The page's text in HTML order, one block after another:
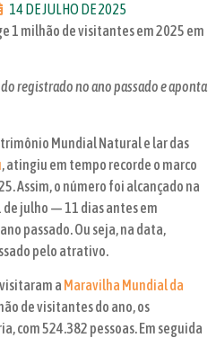
14 DE JULHO DE 2025
1 milhão de visitantes em 2025 em
registrado no ano passado e aponta
Mundial Natural e lar das
, atingiu em tempo recorde o marco
Assim, o número foi alcançado na
julho — 11 dias antes em
passado. Ou seja, na data,
pelo atrativo.
a Maravilha Mundial da
de visitantes do ano, os
com 524.382 pessoas. Em seguida